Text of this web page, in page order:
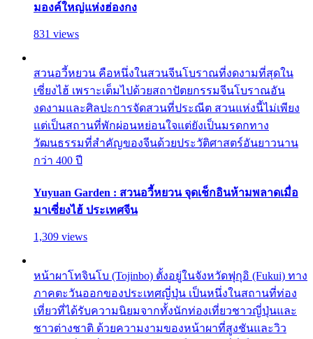
มองค์ใหญ่แห่งฮ่องกง
831 views
สวนอวี้หยวน คือหนึ่งในสวนจีนโบราณที่งดงามที่สุดใน
เซี่ยงไฮ้ เพราะเต็มไปด้วยสถาปัตยกรรมจีนโบราณอัน
งดงามและศิลปะการจัดสวนที่ประณีต สวนแห่งนี้ไม่เพียง
แต่เป็นสถานที่พักผ่อนหย่อนใจแต่ยังเป็นมรดกทาง
วัฒนธรรมที่สำคัญของจีนด้วยประวัติศาสตร์อันยาวนาน
กว่า 400 ปี
Yuyuan Garden : สวนอวี้หยวน จุดเช็กอินห้ามพลาดเมื่อ
มาเซี่ยงไฮ้ ประเทศจีน
1,309 views
หน้าผาโทจินโบ (Tojinbo) ตั้งอยู่ในจังหวัดฟุกุอิ (Fukui) ทาง
ภาคตะวันออกของประเทศญี่ปุ่น เป็นหนึ่งในสถานที่ท่อง
เที่ยวที่ได้รับความนิยมจากทั้งนักท่องเที่ยวชาวญี่ปุ่นและ
ชาวต่างชาติ ด้วยความงามของหน้าผาที่สูงชันและวิว